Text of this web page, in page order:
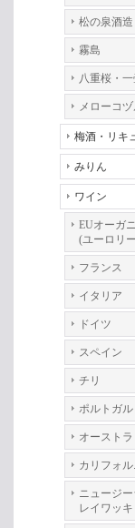
松の泉酒造
霧島
八重桜・
メローコ
梅酒・リキ
みりん
ワイン
EUオーガ
(ユーロリ
フランス
イタリア
ドイツ
スペイン
チリ
ポルトガル
オーストラ
カリフォル
ニュージ
レイワッキ